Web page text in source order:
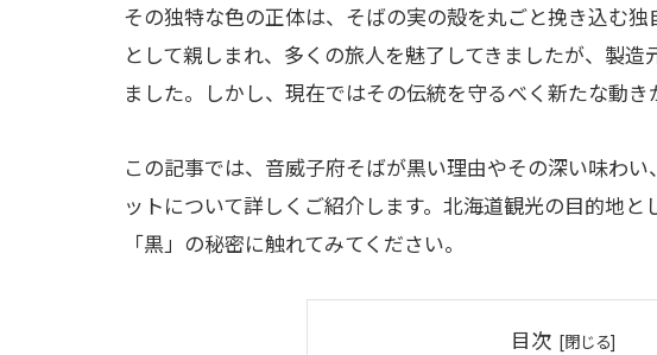
その独特な色の正体は、そばの実の殻を丸ごと挽き込む
として親しまれ、多くの旅人を魅了してきましたが、製
ました。しかし、現在ではその伝統を守るべく新たな動き
この記事では、音威子府そばが黒い理由やその深い味わ
ットについて詳しくご紹介します。北海道観光の目的地
「黒」の秘密に触れてみてください。
目次